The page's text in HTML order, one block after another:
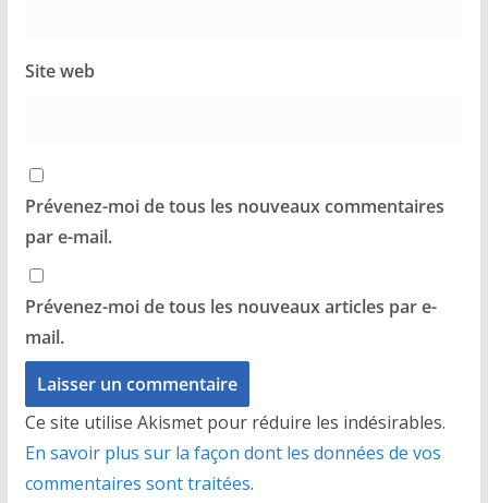
Site web
Prévenez-moi de tous les nouveaux commentaires
par e-mail.
Prévenez-moi de tous les nouveaux articles par e-
mail.
Ce site utilise Akismet pour réduire les indésirables.
En savoir plus sur la façon dont les données de vos
commentaires sont traitées.